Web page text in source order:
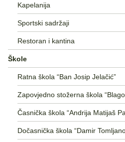
Kapelanija
Sportski sadržaji
Restoran i kantina
Škole
Ratna škola “Ban Josip Jelačić”
Zapovjedno stožerna škola
Časnička škola “Andrija Matijaš
Dočasnička škola “Damir